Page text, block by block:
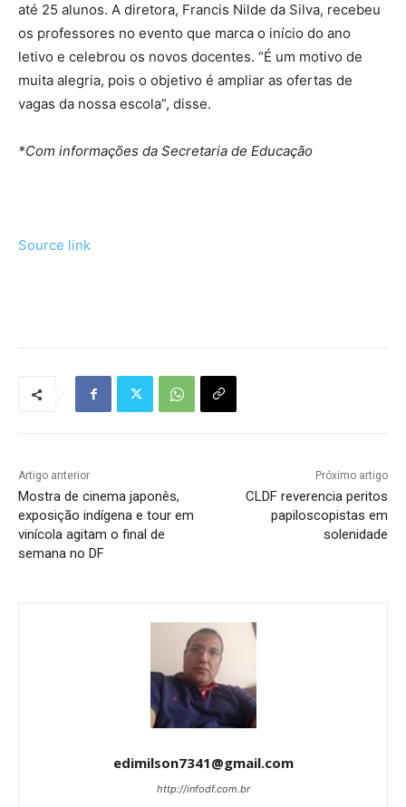
até 25 alunos. A diretora, Francis Nilde da Silva, recebeu
os professores no evento que marca o início do ano
letivo e celebrou os novos docentes. “É um motivo de
muita alegria, pois o objetivo é ampliar as ofertas de
vagas da nossa escola”, disse.
*Com informações da Secretaria de Educação
Source link
Artigo anterior
Mostra de cinema japonês,
exposição indígena e tour em
vinícola agitam o final de
semana no DF
Próximo artigo
CLDF reverencia peritos
papiloscopistas em
solenidade
edimilson7341@gmail.com
http://infodf.com.br